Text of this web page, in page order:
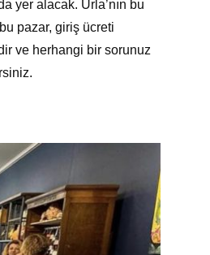
yer alacak. Urla’nın bu
pazar, giriş ücreti
ve herhangi bir sorunuz